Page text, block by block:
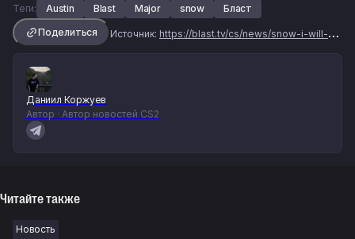
Теги: Austin Blast Major snow
Бласт
Поделиться
Источник: https://blast.tv/cs/news/snow-i-will-try-my-best-to-be-the-loudest-person-in-the-arena
Даниил Коржуев
Автор · Автор новостей CS2
Читайте также
Новость